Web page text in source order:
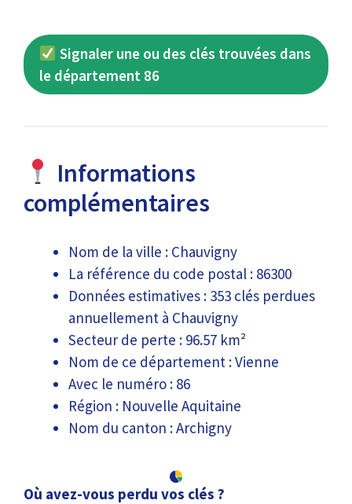
Signaler une ou des clés trouvées dans
le département 86
Informations
complémentaires
Nom de la ville : Chauvigny
La référence du code postal : 86300
Données estimatives : 353 clés perdues
annuellement à Chauvigny
Secteur de perte : 96.57 km²
Nom de ce département : Vienne
Avec le numéro : 86
Région : Nouvelle Aquitaine
Nom du canton : Archigny
Où avez-vous perdu vos clés ?